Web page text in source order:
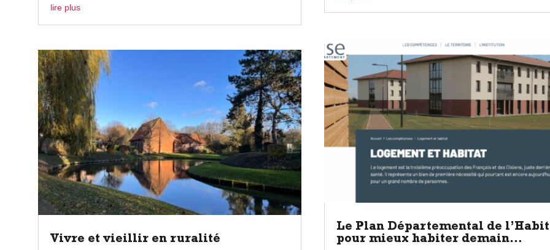
lire plus
Vivre et vieillir en ruralité
Le Plan Départemental de
pour mieux habiter demain…